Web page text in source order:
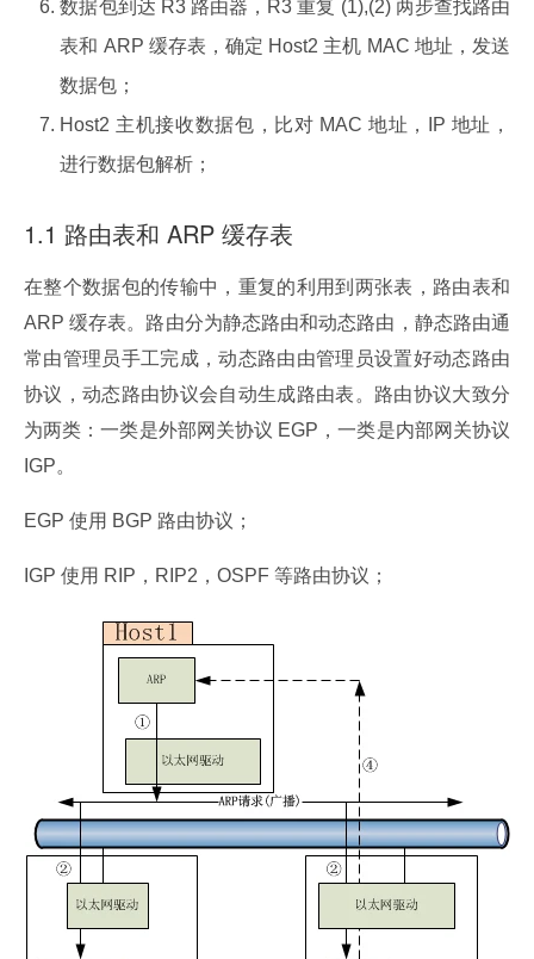
数据包到达 R3 路由器，R3 重复 (1),(2) 两步查找路由
表和 ARP 缓存表，确定 Host2 主机 MAC 地址，发送
数据包；
Host2 主机接收数据包，比对 MAC 地址，IP 地址，
进行数据包解析；
1.1 路由表和 ARP 缓存表
在整个数据包的传输中，重复的利用到两张表，路由表和
ARP 缓存表。路由分为静态路由和动态路由，静态路由通
常由管理员手工完成，动态路由由管理员设置好动态路由
协议，动态路由协议会自动生成路由表。路由协议大致分
为两类：一类是外部网关协议 EGP，一类是内部网关协议
IGP。
EGP 使用 BGP 路由协议；
IGP 使用 RIP，RIP2，OSPF 等路由协议；